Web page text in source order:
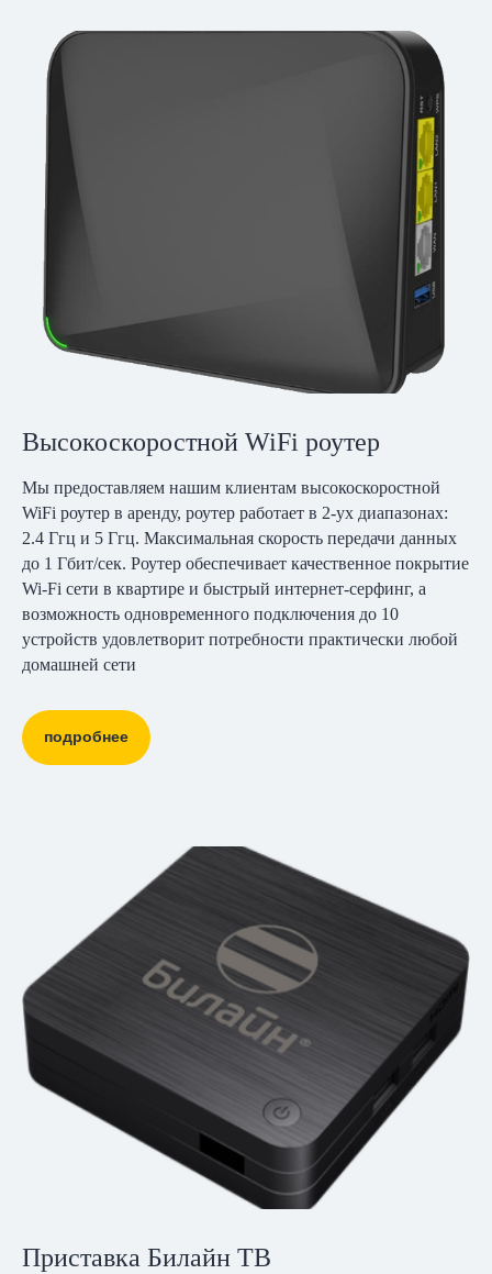
Высокоскоростной WiFi роутер
Мы предоставляем нашим клиентам высокоскоростной
WiFi роутер в аренду, роутер работает в 2-ух диапазонах:
2.4 Ггц и 5 Ггц. Максимальная скорость передачи данных
до 1 Гбит/сек. Роутер обеспечивает качественное покрытие
Wi-Fi сети в квартире и быстрый интернет-серфинг, а
возможность одновременного подключения до 10
устройств удовлетворит потребности практически любой
домашней сети
подробнее
Приставка Билайн ТВ